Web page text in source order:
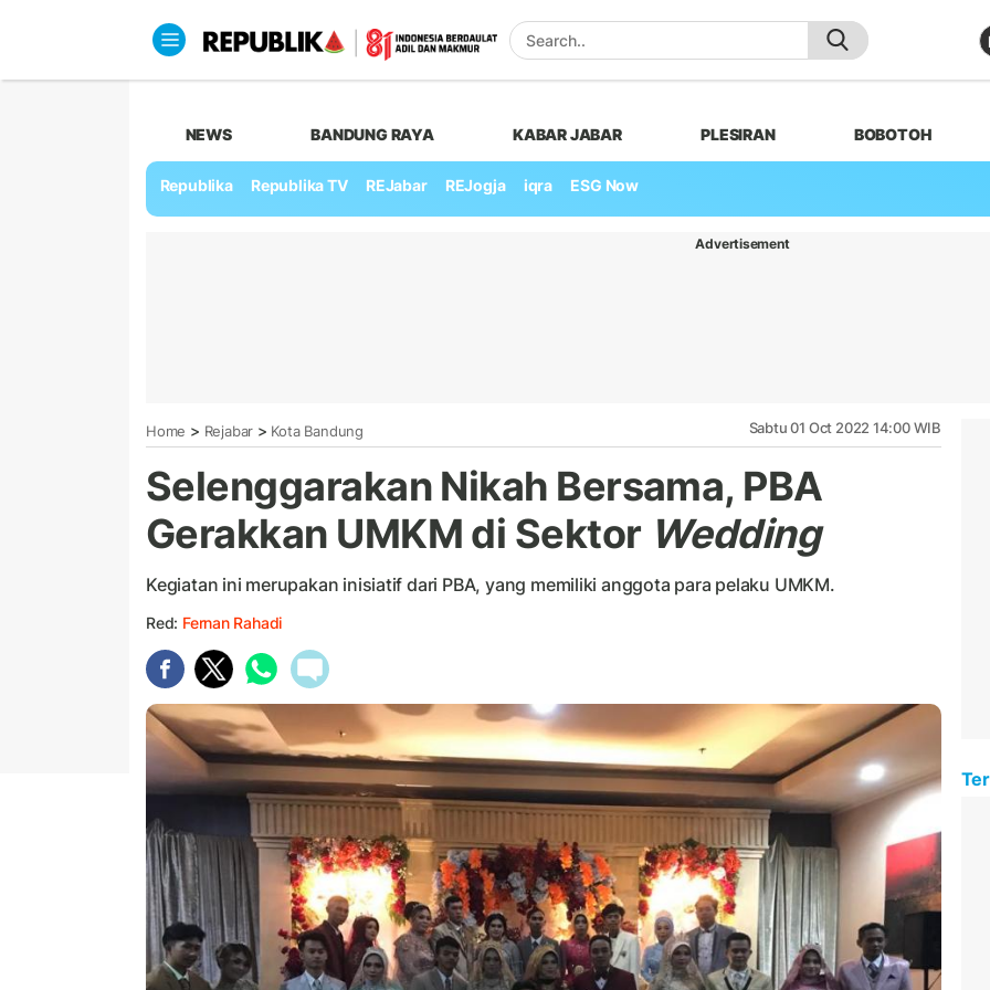
NEWS BANDUNG RAYA KABAR JABAR PLESIRAN BOBOTOH
Republika Republika TV REJabar REJogja iqra ESG Now
Advertisement
Home > Rejabar > Kota Bandung Sabtu 01 Oct 2022 14:00 WIB
Selenggarakan Nikah Bersama, PBA
Gerakkan UMKM di Sektor Wedding
Kegiatan ini merupakan inisiatif dari PBA, yang memiliki anggota para pelaku UMKM.
Red: Fernan Rahadi